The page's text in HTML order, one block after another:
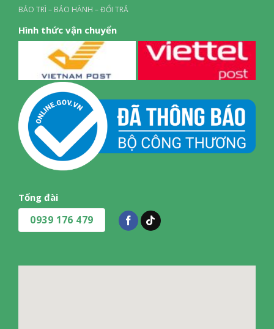
BẢO TRÌ – BẢO HÀNH – ĐỔI TRẢ
Hình thức vận chuyển
Tổng đài
0939 176 479